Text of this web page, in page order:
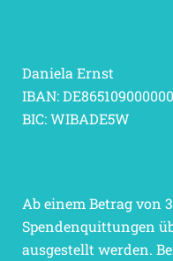
Daniela Ernst
IBAN:
BIC: WIBADE5W
Ab einem Betrag von
Spendenquittungen
ausgestellt werden.